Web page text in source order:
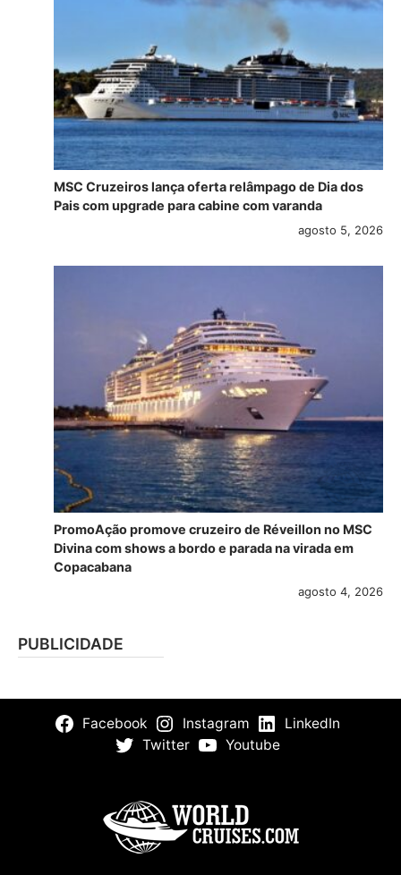
MSC Cruzeiros lança oferta relâmpago de Dia dos
Pais com upgrade para cabine com varanda
agosto 5, 2026
PromoAção promove cruzeiro de Réveillon no MSC
Divina com shows a bordo e parada na virada em
Copacabana
agosto 4, 2026
PUBLICIDADE
Facebook Instagram
LinkedIn
Twitter
Youtube